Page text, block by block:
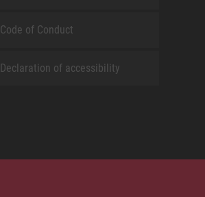
Code of Conduct
Declaration of accessibility